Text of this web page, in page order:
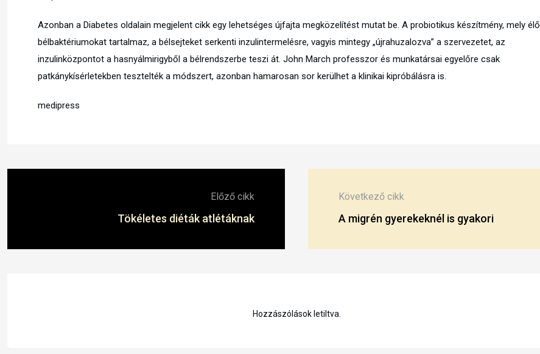
Azonban a Diabetes oldalain megjelent cikk egy lehetséges újfajta megközelítést mutat be. A probiotikus készítmény, mely élő
bélbaktériumokat tartalmaz, a bélsejteket serkenti inzulintermelésre, vagyis mintegy „újrahuzalozva” a szervezetet, az
inzulinközpontot a hasnyálmirigyből a bélrendszerbe teszi át. John March professzor és munkatársai egyelőre csak
patkánykísérletekben tesztelték a módszert, azonban hamarosan sor kerülhet a klinikai kipróbálásra is.
medipress
Előző cikk
Tökéletes diéták atlétáknak
Következő cikk
A migrén gyerekeknél is gyakori
Hozzászólások letiltva.